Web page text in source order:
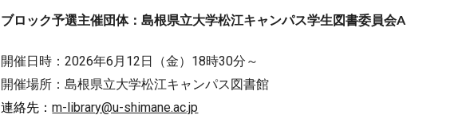
ブロック予選主催団体：島根県立大学松江キャンパス学生図書委員会A
開催日時：2026年6月12日（金）18時30分～
開催場所：島根県立大学松江キャンパス図書館
連絡先：m-library@u-shimane.ac.jp